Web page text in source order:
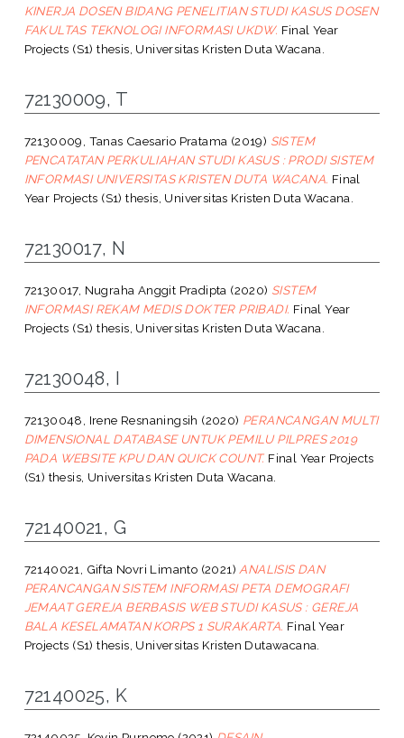
KINERJA DOSEN BIDANG PENELITIAN STUDI KASUS DOSEN
FAKULTAS TEKNOLOGI INFORMASI UKDW. Final Year
Projects (S1) thesis, Universitas Kristen Duta Wacana.
72130009, T
72130009, Tanas Caesario Pratama (2019) SISTEM
PENCATATAN PERKULIAHAN STUDI KASUS : PRODI SISTEM
INFORMASI UNIVERSITAS KRISTEN DUTA WACANA. Final
Year Projects (S1) thesis, Universitas Kristen Duta Wacana.
72130017, N
72130017, Nugraha Anggit Pradipta (2020) SISTEM
INFORMASI REKAM MEDIS DOKTER PRIBADI. Final Year
Projects (S1) thesis, Universitas Kristen Duta Wacana.
72130048, I
72130048, Irene Resnaningsih (2020) PERANCANGAN MULTI
DIMENSIONAL DATABASE UNTUK PEMILU PILPRES 2019
PADA WEBSITE KPU DAN QUICK COUNT. Final Year Projects
(S1) thesis, Universitas Kristen Duta Wacana.
72140021, G
72140021, Gifta Novri Limanto (2021) ANALISIS DAN
PERANCANGAN SISTEM INFORMASI PETA DEMOGRAFI
JEMAAT GEREJA BERBASIS WEB STUDI KASUS : GEREJA
BALA KESELAMATAN KORPS 1 SURAKARTA. Final Year
Projects (S1) thesis, Universitas Kristen Dutawacana.
72140025, K